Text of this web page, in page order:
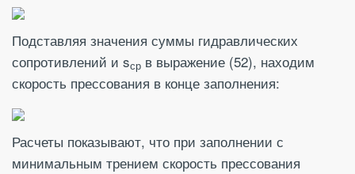
Подставляя значения суммы гидравлических
сопротивлений и sср в выражение (52), находим
скорость прессования в конце заполнения:
Расчеты показывают, что при заполнении с
минимальным трением скорость прессования